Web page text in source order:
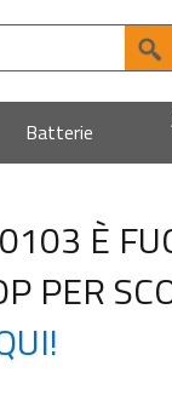
Batterie
È
PER